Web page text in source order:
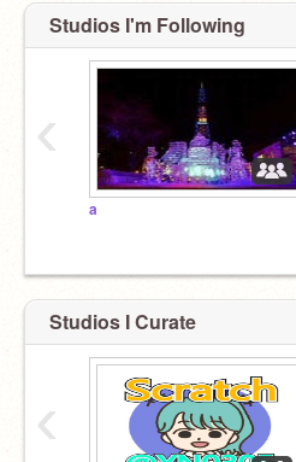
Studios I'm Following
a
‹
Studios I Curate
‹